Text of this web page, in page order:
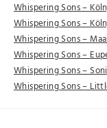
Whispering Sons –
Whispering Sons –
Whispering Sons –
Whispering Sons –
Whispering Sons –
Whispering Sons –